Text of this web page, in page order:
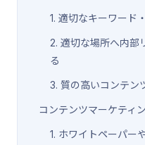
1. 適切なキーワード
2. 適切な場所へ内部
る
3. 質の高いコンテン
コンテンツマーケティ
1. ホワイトペーパー